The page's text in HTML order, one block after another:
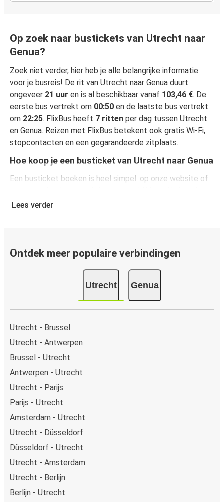
Op zoek naar bustickets van Utrecht naar
Genua?
Zoek niet verder, hier heb je alle belangrijke informatie
voor je busreis! De rit van Utrecht naar Genua duurt
ongeveer 21 uur en is al beschikbaar vanaf 103,46 €. De
eerste bus vertrekt om 00:50 en de laatste bus vertrekt
om 22:25. FlixBus heeft 7 ritten per dag tussen Utrecht
en Genua. Reizen met FlixBus betekent ook gratis Wi-Fi,
stopcontacten en een gegarandeerde zitplaats.
Hoe koop je een busticket van Utrecht naar Genua
Een busticket boeken is heel simpel: op onze website of
een busticket koopt van Utrecht naar Genua, kun je veilig
Lees verder
Ontdek meer populaire verbindingen
Utrecht Genua
Utrecht - Brussel
Utrecht - Antwerpen
Brussel - Utrecht
Antwerpen - Utrecht
Utrecht - Parijs
Parijs - Utrecht
Amsterdam - Utrecht
Utrecht - Düsseldorf
Düsseldorf - Utrecht
Utrecht - Amsterdam
Utrecht - Berlijn
Berlijn - Utrecht